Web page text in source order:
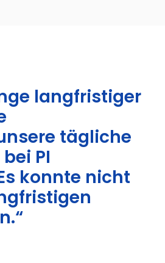
langfristiger
tägliche
PI
konnte nicht